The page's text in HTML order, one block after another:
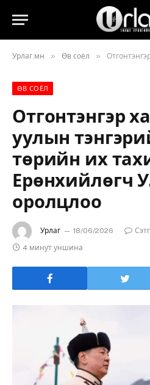
Урлаг.мн » Өв соёл » Отгонтэнгэр хайрхан
ӨВ СОЁЛ
Отгонтэнгэр
уулын
төрийн их
Ерөнхийлөгч
оролцлоо
Урлаг 18/06/2026
4 минут уншина